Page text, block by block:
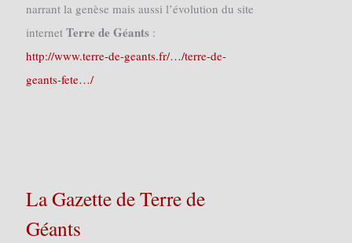
narrant la genèse mais aussi l’évolution du site
internet Terre de Géants :
http://www.terre-de-geants.fr/…/terre-de-
geants-fete…/
La Gazette de Terre de
Géants